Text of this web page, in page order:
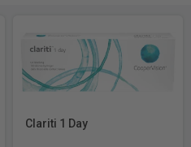
Clariti 1 Day